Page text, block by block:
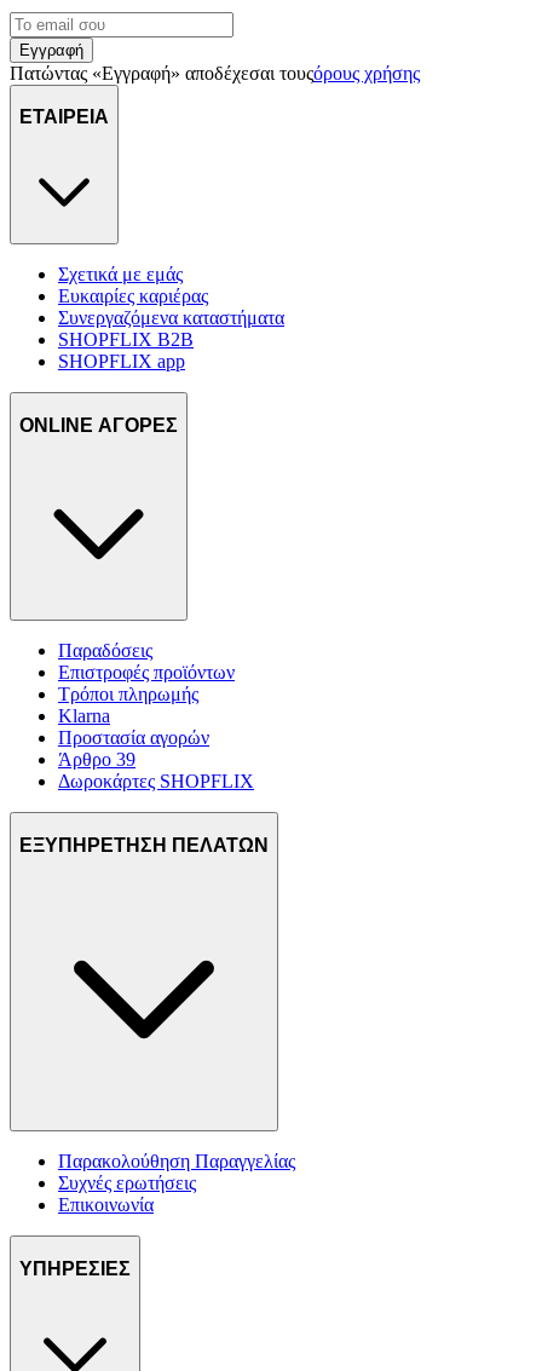
Εγγραφή
Πατώντας «Εγγραφή» αποδέχεσαι τουςόρους χρήσης
ΕΤΑΙΡΕΙΑ
Σχετικά με εμάς
Ευκαιρίες καριέρας
Συνεργαζόμενα καταστήματα
SHOPFLIX B2B
SHOPFLIX app
ONLINE ΑΓΟΡΕΣ
Παραδόσεις
Επιστροφές προϊόντων
Τρόποι πληρωμής
Klarna
Προστασία αγορών
Άρθρο 39
Δωροκάρτες SHOPFLIX
ΕΞΥΠΗΡΕΤΗΣΗ ΠΕΛΑΤΩΝ
Παρακολούθηση Παραγγελίας
Συχνές ερωτήσεις
Επικοινωνία
ΥΠΗΡΕΣΙΕΣ